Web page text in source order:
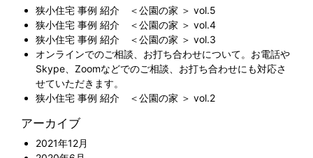
狭小住宅 事例 紹介 ＜公園の家 ＞ vol.5
狭小住宅 事例 紹介 ＜公園の家 ＞ vol.4
狭小住宅 事例 紹介 ＜公園の家 ＞ vol.3
オンラインでのご相談、お打ち合わせについて。お電話や
Skype、Zoomなどでのご相談、お打ち合わせにも対応さ
せていただきます。
狭小住宅 事例 紹介 ＜公園の家 ＞ vol.2
アーカイブ
2021年12月